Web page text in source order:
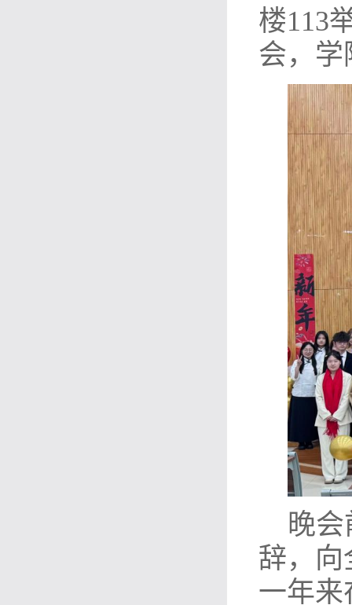
楼113
会，
晚
辞，向
一年来